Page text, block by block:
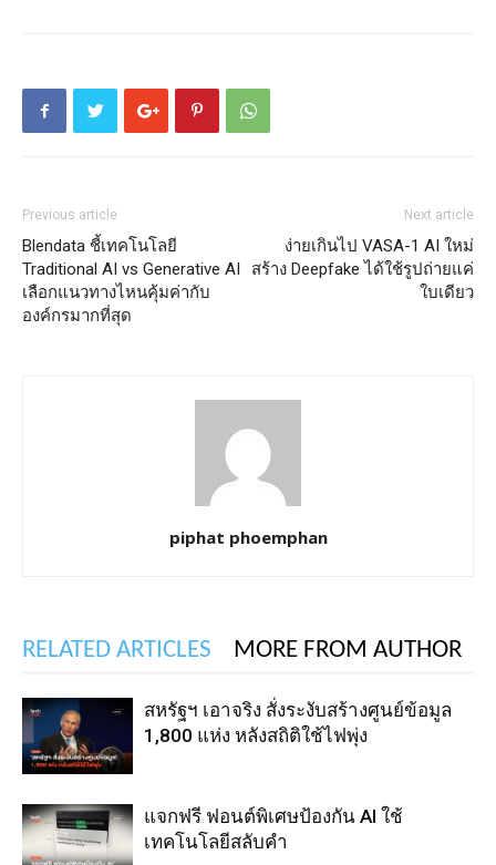
Previous article
Blendata ชี้เทคโนโลยี
Traditional AI vs Generative AI
เลือกแนวทางไหนคุ้มค่ากับ
องค์กรมากที่สุด
Next article
ง่ายเกินไป VASA-1 AI ใหม่
สร้าง Deepfake ได้ใช้รูปถ่ายแค่
ใบเดียว
piphat phoemphan
RELATED ARTICLES MORE FROM AUTHOR
สหรัฐฯ เอาจริง สั่งระงับสร้างศูนย์ข้อมูล
1,800 แห่ง หลังสถิติใช้ไฟพุ่ง
แจกฟรี ฟอนต์พิเศษป้องกัน AI ใช้
เทคโนโลยีสลับคำ